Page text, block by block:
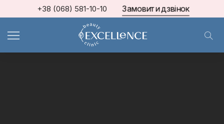
+38 (068) 581-10-10 Замовити дзвінок
Контурна пластика губ